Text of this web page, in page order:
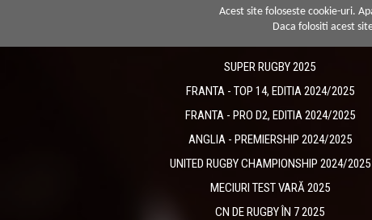
Acest site foloseste cookie-uri.
Daca folositi acest
SUPER RUGBY 2025
FRANTA - TOP 14, EDITIA 2024/2025
FRANTA - PRO D2, EDITIA 2024/2025
ANGLIA - PREMIERSHIP 2024/2025
UNITED RUGBY CHAMPIONSHIP 2024/2025
MECIURI TEST VARĂ 2025
CN DE RUGBY ÎN 7 2025